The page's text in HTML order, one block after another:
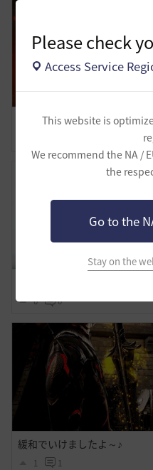
Please check
Access Service
This website is
We recommend the NA /
the
Go to the
Stay on the
試練も立派な仕事です
0 0
緩和でいけましたよ～♪
1 1